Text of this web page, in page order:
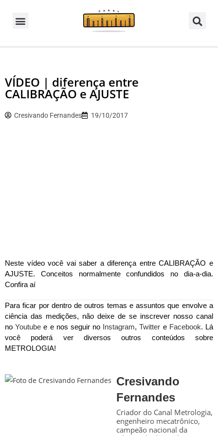
VÍDEO | diferença entre
CALIBRAÇÃO e AJUSTE
Cresivando Fernandes 19/10/2017
Neste vídeo você vai saber a diferença entre CALIBRAÇÃO e
AJUSTE. Conceitos normalmente confundidos no dia-a-dia.
Confira aí
Para ficar por dentro de outros temas e assuntos que envolve a
ciência das medições, não deixe de se inscrever nosso canal
noYoutube e e nos seguir no Instagram,Twitter e Facebook. Lá
você poderá ver diversos outros conteúdos sobre
METROLOGIA!
Cresivando
Fernandes
Criador do Canal Metrologia,
engenheiro mecatrônico,
campeão nacional da